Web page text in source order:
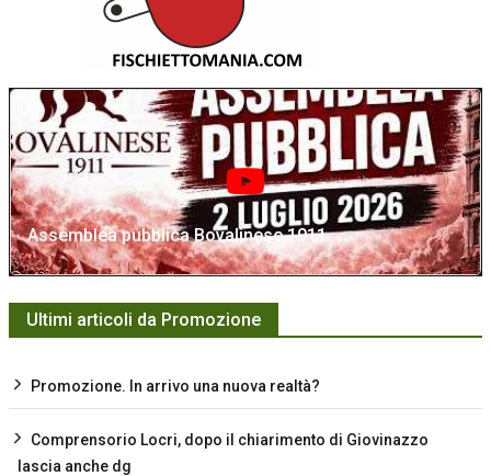
Assemblea pubblica Bovalinese 1911
Ultimi articoli da Promozione
Promozione. In arrivo una nuova realtà?
Comprensorio Locri, dopo il chiarimento di Giovinazzo
lascia anche dg